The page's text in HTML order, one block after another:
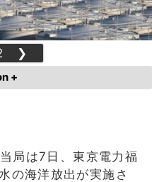
❯
+
局は7日、東京電力福
の海洋放出が実施さ